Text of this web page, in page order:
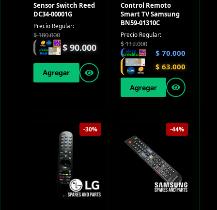
Sensor Switch Reed
DC34-00001G
Precio Regular:
$180.000
$ 90.000
Agregar
Control Remoto
Smart TV Samsung
BN59-01310C
Precio Regular:
$112.000
$ 70.000
$ 63.000
Agregar
-30% -44%